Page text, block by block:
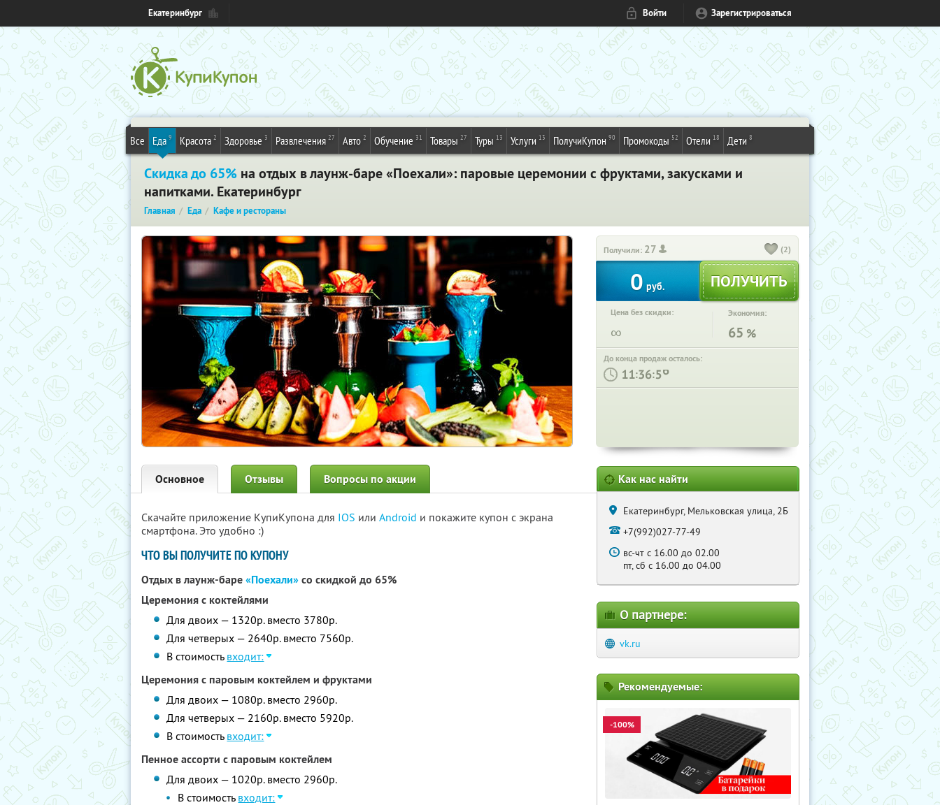
Екатеринбург Войти Зарегистрироваться
Все Еда 9 Красота 2 Здоровье 3 Развлечения 27 Авто 2 Обучение 31 Товары 27 Туры 13 Услуги 13 ПолучиКупон 90 Промокоды 52 Отели 18 Дети 8
Скидка до 65% на отдых в лаунж-баре «Поехали»: паровые церемонии с фруктами, закусками и
напитками. Екатеринбург
Главная Еда Кафе и рестораны
Получили: 27 (2)
0 руб.
Цена без скидки:
∞
Экономия:
65 %
До конца продаж осталось:
: :
Основное Отзывы Вопросы по акции
Скачайте приложение КупиКупона для IOS или Android и покажите купон с экрана
смартфона. Это удобно :)
ЧТО ВЫ ПОЛУЧИТЕ ПО КУПОНУ
Отдых в лаунж-баре«Поехали»со скидкой до 65%
Церемония с коктейлями
Для двоих — 1320р. вместо 3780р.
Для четверых — 2640р. вместо 7560р.
В стоимость входит:
Церемония с паровым коктейлем и фруктами
Для двоих — 1080р. вместо 2960р.
Для четверых — 2160р. вместо 5920р.
В стоимость входит:
Пенное ассорти с паровым коктейлем
Для двоих — 1020р. вместо 2960р.
В стоимость входит:
Как нас найти
Екатеринбург, Мельковская улица, 2Б
+7(992)027-77-49
вс-чт с 16.00 до 02.00
пт, сб с 16.00 до 04.00
О партнере:
vk.ru
Рекомендуемые:
-100%